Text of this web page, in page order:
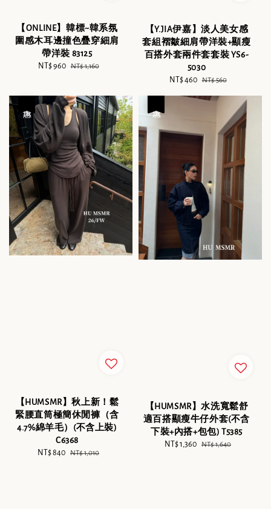
【ONLINE】韓標~韓系氛
圍感木耳邊撞色疊穿細肩
帶洋裝 83125
Sale
NT$ 960 Regular
NT$ 1,160
【Y.JIA伊嘉】淡人美女感
套組褶皺細肩帶洋裝+顯瘦
百搭外套兩件套套裝 YS6-
5030
Sale
NT$ 460 Regular
NT$ 560
【HUMSMR】秋上新！鬆
緊腰直筒極簡休閒褲（含
4.7%綿羊毛）(不含上裝)
C6368
Sale
NT$ 840 Regular
NT$ 1,010
【HUMSMR】水洗寬鬆舒
適百搭顯瘦牛仔外套(不含
下裝+內搭+包包) T5385
Sale
NT$ 1,360 Regular
NT$ 1,640